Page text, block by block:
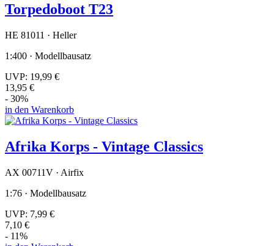
Torpedoboot T23
HE 81011 · Heller
1:400 · Modellbausatz
UVP: 19,99 €
13,95 €
- 30%
in den Warenkorb
Afrika Korps - Vintage Classics
AX 00711V · Airfix
1:76 · Modellbausatz
UVP: 7,99 €
7,10 €
- 11%